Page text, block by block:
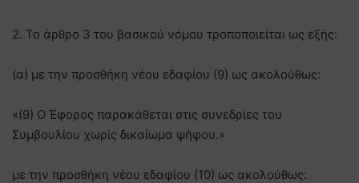
2. Το άρθρο 3 του βασικού νόμου τροποποιείται ως εξής:
(α) με την προσθήκη νέου εδαφίου (9) ως ακολούθως:
«(9) Ο Έφορος παρακάθεται στις συνεδρίες του
Συμβουλίου χωρίς δικαίωμα ψήφου.»
με την προσθήκη νέου εδαφίου (10) ως ακολούθως: